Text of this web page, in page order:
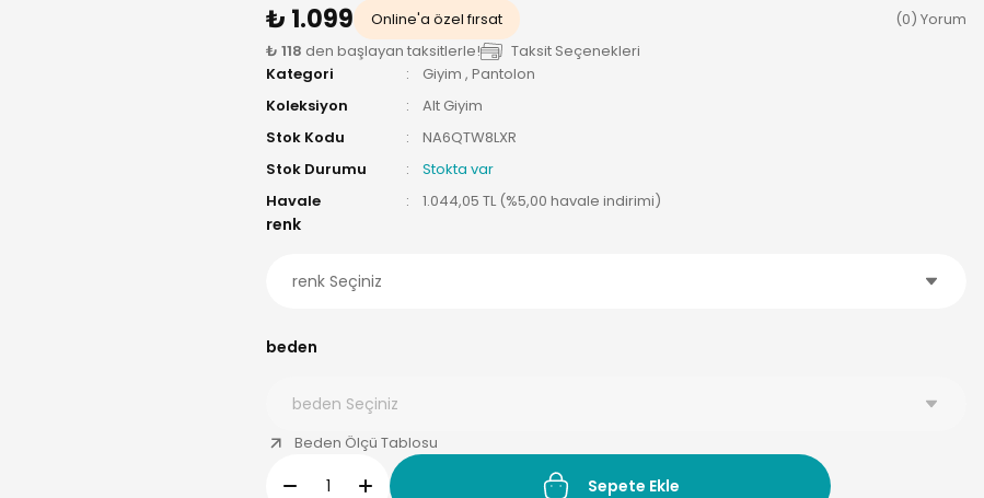
₺ 1.099
Online'a özel fırsat
(0) Yorum
₺ 118 den başlayan taksitlerle!
Taksit Seçenekleri
Kategori
Giyim , Pantolon
Koleksiyon
Alt Giyim
Stok Kodu
NA6QTW8LXR
Stok Durumu
Stokta var
Havale
1.044,05 TL (%5,00 havale indirimi)
renk
beden
Beden Ölçü Tablosu
Sepete Ekle